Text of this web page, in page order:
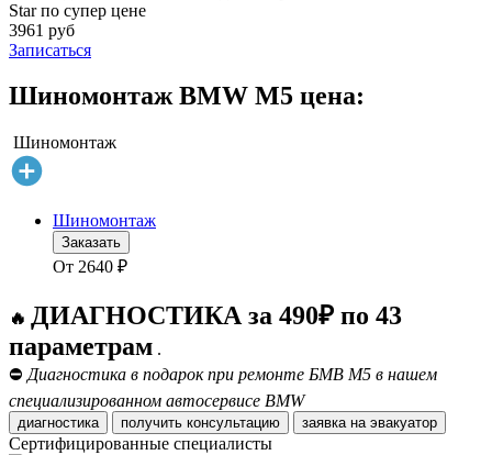
Star по супер цене
3961 руб
Записаться
Шиномонтаж BMW M5 цена:
Шиномонтаж
Шиномонтаж
Заказать
От 2640 ₽
🔥 ДИАГНОСТИКА за 490₽ по 43
параметрам .
⛔ Диагностика в подарок при ремонте БМВ М5 в нашем
специализированном автосервисе BMW
диагностика получить консультацию заявка на эвакуатор
Сертифицированные специалисты